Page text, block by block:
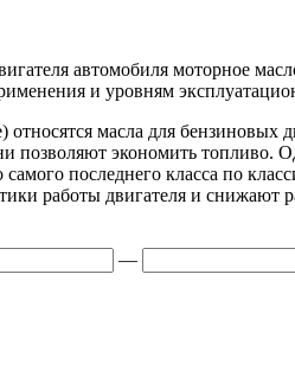
автомобиля моторное
и уровням
относятся масла для
позволяют экономить топливо.
самого последнего класса по
работы двигателя и снижают
—